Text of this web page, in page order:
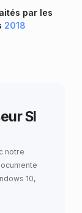
par les
2018
SI
notre
10,